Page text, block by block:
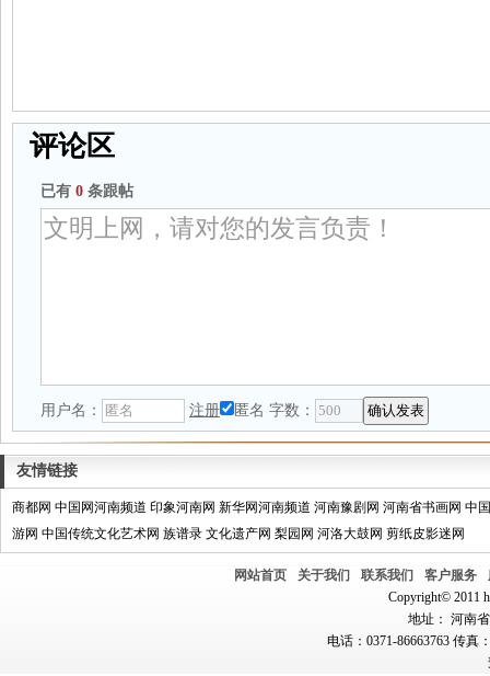
评论区
已有 0 条跟帖
用户名： 注册 匿名 字数：
友情链接
商都网 中国网河南频道 印象河南网 新华网河南频道 河南豫剧网 河南省书画网 中
游网 中国传统文化艺术网 族谱录 文化遗产网 梨园网 河洛大鼓网 剪纸皮影迷网
网站首页 关于我们 联系我们 客户服务
Copyright© 2011
地址： 河南
电话：0371-86663763 传真